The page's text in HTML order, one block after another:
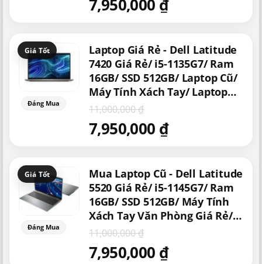
7,950,000 ₫
Laptop Giá Rẻ - Dell Latitude
7420 Giá Rẻ/ i5-1135G7/ Ram
16GB/ SSD 512GB/ Laptop Cũ/
Máy Tính Xách Tay/ Laptop
Hiệu Suất Mạnh Giá Rẻ/
Doanh Nhân
11,000,000₫
Giá
gốc
11,000,000 ₫.
7,950,000 ₫
Giá
hiện
Mua Laptop Cũ - Dell Latitude
5520 Giá Rẻ/ i5-1145G7/ Ram
16GB/ SSD 512GB/ Máy Tính
Xách Tay Văn Phòng Giá Rẻ/
Laptop Dell Thế Hệ 11/
Laptop Dell Cũ Xách Tay
11,000,000₫
Giá
gốc
11,000,000 ₫.
7,950,000 ₫
Giá
hiện
7,950,000 ₫.